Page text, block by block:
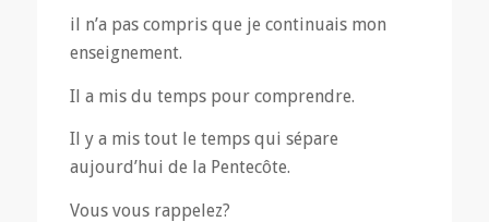
il n’a pas compris que je continuais mon
enseignement.
Il a mis du temps pour comprendre.
Il y a mis tout le temps qui sépare
aujourd’hui de la Pentecôte.
Vous vous rappelez?